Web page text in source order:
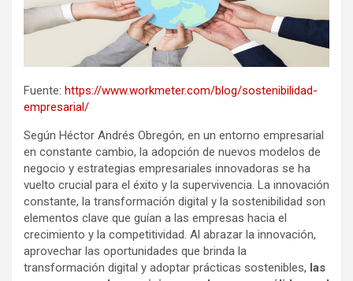
Fuente: https://www.workmeter.com/blog/sostenibilidad-
empresarial/
Según Héctor Andrés Obregón, en un entorno empresarial
en constante cambio, la adopción de nuevos modelos de
negocio y estrategias empresariales innovadoras se ha
vuelto crucial para el éxito y la supervivencia. La innovación
constante, la transformación digital y la sostenibilidad son
elementos clave que guían a las empresas hacia el
crecimiento y la competitividad. Al abrazar la innovación,
aprovechar las oportunidades que brinda la
transformación digital y adoptar prácticas sostenibles, las